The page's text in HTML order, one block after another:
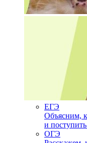
ЕГЭ
Объясним,
и
ОГЭ